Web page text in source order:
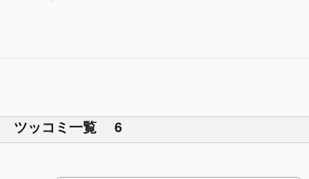
ツッコミ一覧 6